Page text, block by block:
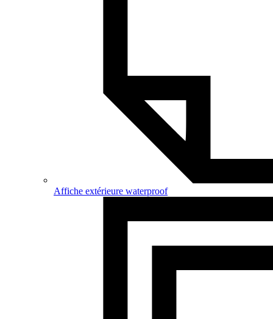
Affiche extérieure waterproof